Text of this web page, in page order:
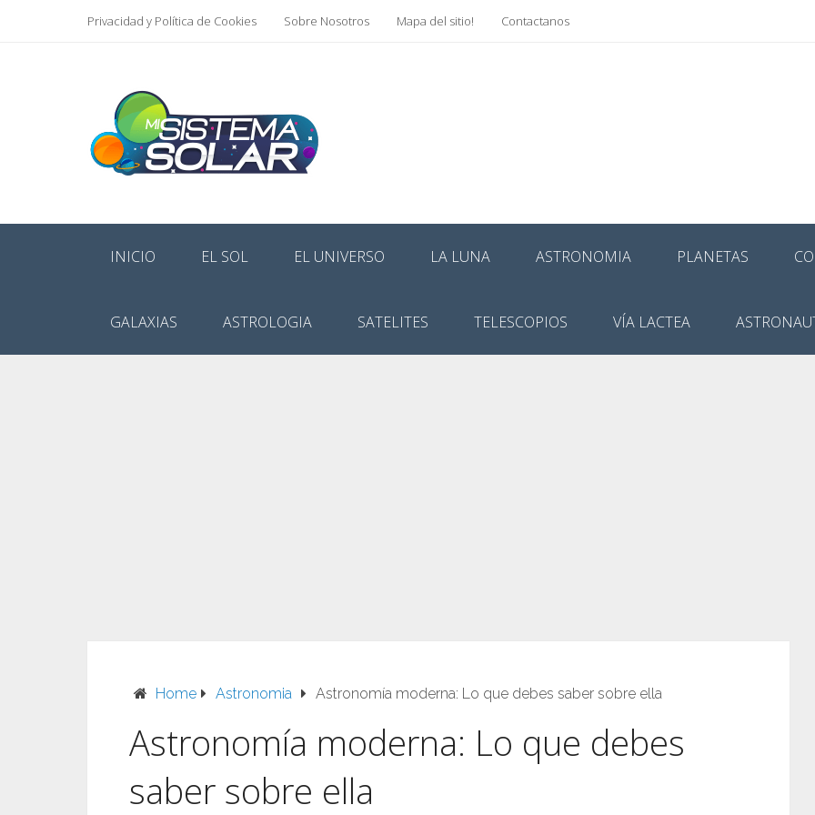
Privacidad y Política de Cookies Sobre Nosotros Mapa del sitio! Contactanos
INICIO EL SOL EL UNIVERSO LA LUNA ASTRONOMIA PLANETAS
GALAXIAS ASTROLOGIA SATELITES TELESCOPIOS VÍA LACTEA
Home Astronomia Astronomía moderna: Lo que debes saber sobre ella
Astronomía moderna: Lo que debes
saber sobre ella